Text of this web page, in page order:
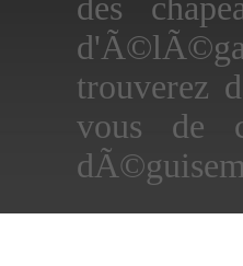
des
trouverez
vous de